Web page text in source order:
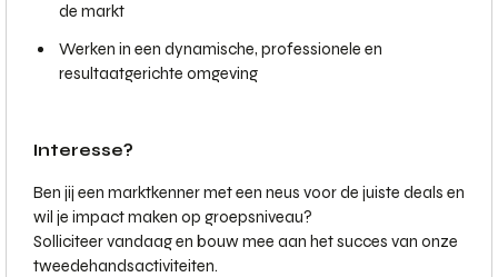
de markt
Werken in een dynamische, professionele en
resultaatgerichte omgeving
Interesse?
Ben jij een marktkenner met een neus voor de juiste deals en
wil je impact maken op groepsniveau?
Solliciteer vandaag en bouw mee aan het succes van onze
tweedehandsactiviteiten.